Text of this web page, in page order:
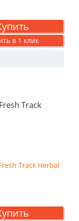
в 1 клик
Track